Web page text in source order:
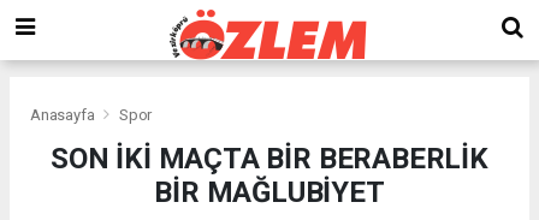
Anasayfa Spor
SON İKİ MAÇTA BİR BERABERLİK
BİR MAĞLUBİYET